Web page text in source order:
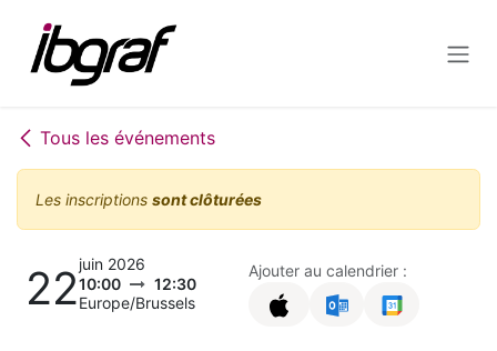
Tous les événements
Les inscriptions sont clôturées
22juin 2026
10:00
12:30
Europe/Brussels
Ajouter au calendrier :